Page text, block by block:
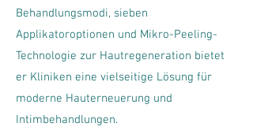
Behandlungsmodi, sieben
Applikatoroptionen und Mikro-Peeling-
Technologie zur Hautregeneration bietet
er Kliniken eine vielseitige Lösung für
moderne Hauterneuerung und
Intimbehandlungen.